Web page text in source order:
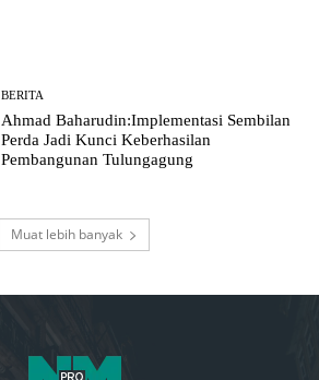
BERITA
Ahmad Baharudin:Implementasi Sembilan
Perda Jadi Kunci Keberhasilan
Pembangunan Tulungagung
Muat lebih banyak